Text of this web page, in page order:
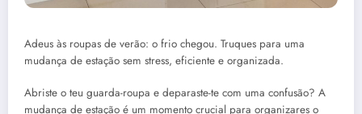
Adeus às roupas de verão: o frio chegou. Truques para uma
mudança de estação sem stress, eficiente e organizada.
Abriste o teu guarda-roupa e deparaste-te com uma confusão? A
mudança de estação é um momento crucial para organizares o